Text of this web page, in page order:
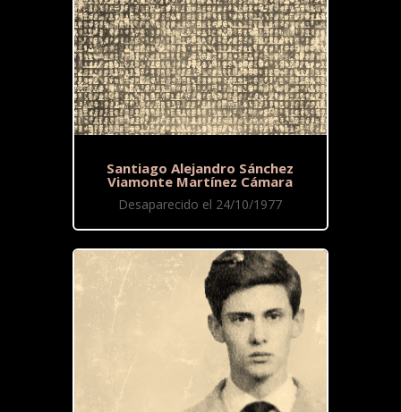
Santiago Alejandro Sánchez
Viamonte Martínez Cámara
Desaparecido el 24/10/1977